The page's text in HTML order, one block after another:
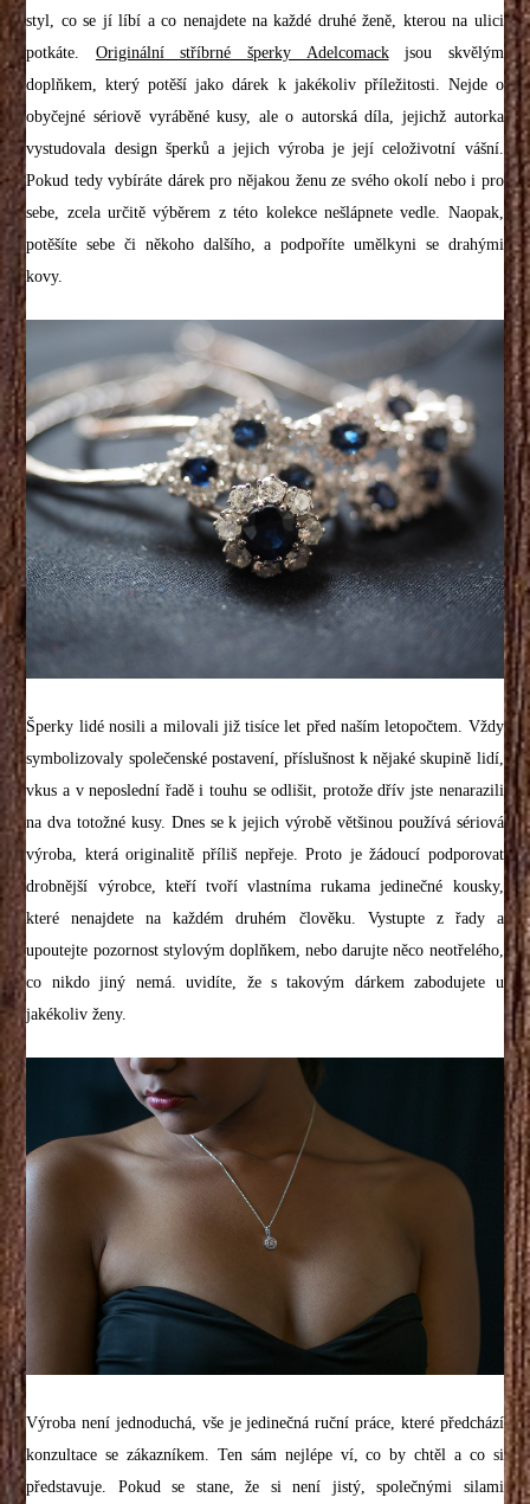
styl, co se jí líbí a co nenajdete na každé druhé ženě, kterou na ulici
potkáte. Originální stříbrné šperky Adelcomackjsou skvělým
doplňkem, který potěší jako dárek k jakékoliv příležitosti. Nejde o
obyčejné sériově vyráběné kusy, ale o autorská díla, jejichž autorka
vystudovala design šperků a jejich výroba je její celoživotní vášní.
Pokud tedy vybíráte dárek pro nějakou ženu ze svého okolí nebo i pro
sebe, zcela určitě výběrem z této kolekce nešlápnete vedle. Naopak,
potěšíte sebe či někoho dalšího, a podpoříte umělkyni se drahými
kovy.
Šperky lidé nosili a milovali již tisíce let před naším letopočtem. Vždy
symbolizovaly společenské postavení, příslušnost k nějaké skupině lidí,
vkus a v neposlední řadě i touhu se odlišit, protože dřív jste nenarazili
na dva totožné kusy. Dnes se k jejich výrobě většinou používá sériová
výroba, která originalitě příliš nepřeje. Proto je žádoucí podporovat
drobnější výrobce, kteří tvoří vlastníma rukama jedinečné kousky,
které nenajdete na každém druhém člověku. Vystupte z řady a
upoutejte pozornost stylovým doplňkem, nebo darujte něco neotřelého,
co nikdo jiný nemá. uvidíte, že s takovým dárkem zabodujete u
jakékoliv ženy.
Výroba není jednoduchá, vše je jedinečná ruční práce, které předchází
konzultace se zákazníkem. Ten sám nejlépe ví, co by chtěl a co si
představuje. Pokud se stane, že si není jistý, společnými silami